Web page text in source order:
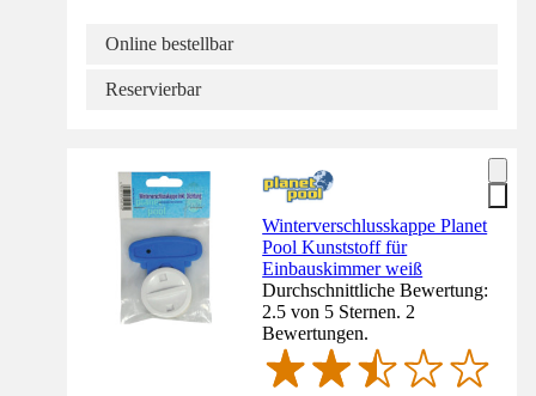
Online bestellbar
Reservierbar
Winterverschlusskappe Planet
Pool Kunststoff für
Einbauskimmer weiß
Durchschnittliche Bewertung:
2.5 von 5 Sternen. 2
Bewertungen.